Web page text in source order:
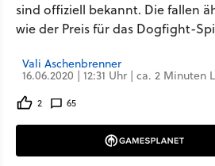
sind offiziell bekannt. Die fallen
wie der Preis für das Dogfight-
Vali Aschenbrenner
16.06.2020 | 12:31 Uhr | ca. 2 Minuten
2 65